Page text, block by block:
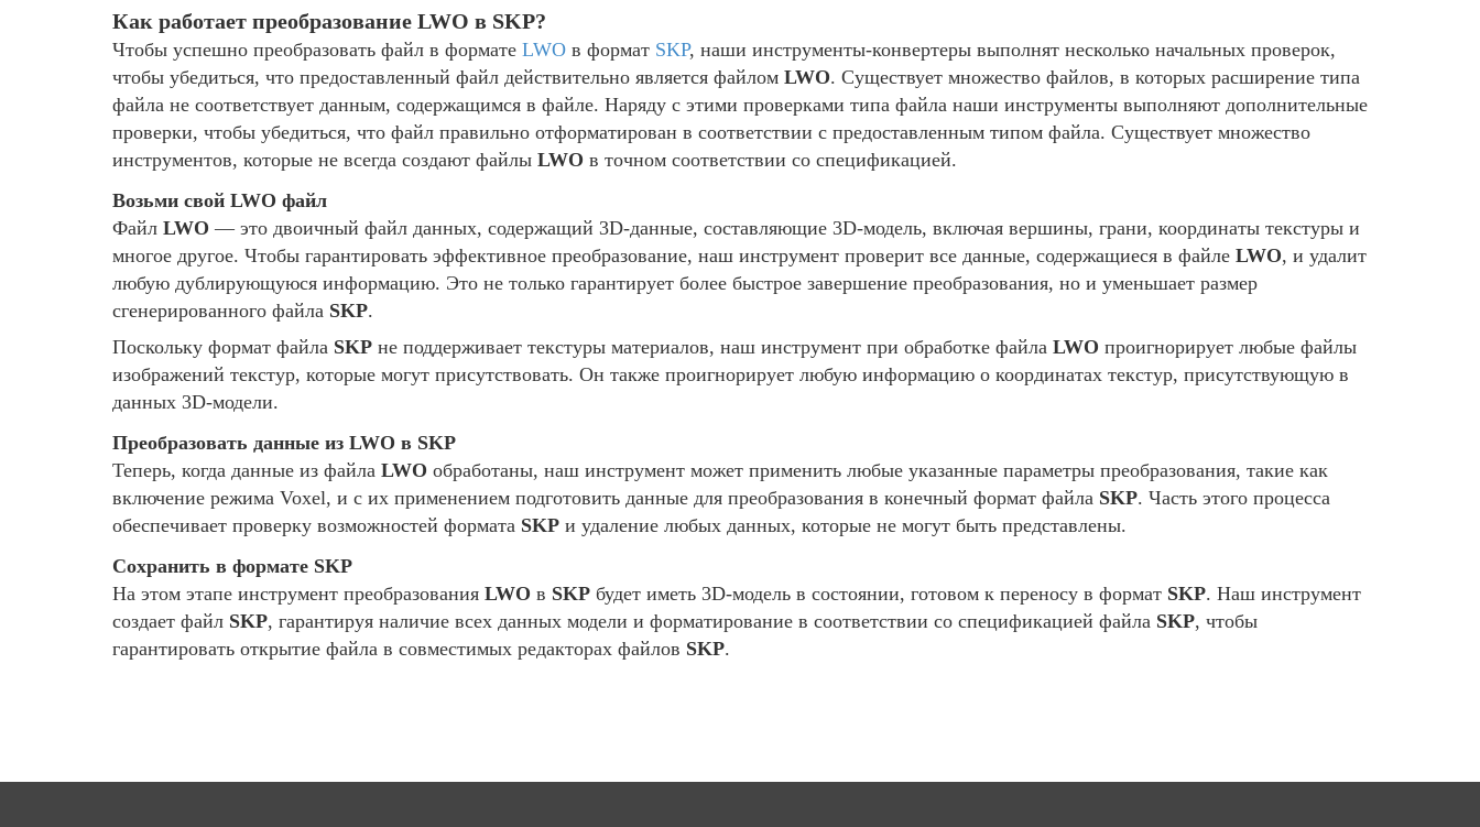
Как работает преобразование LWO в SKP?
Чтобы успешно преобразовать файл в формате LWO в формат SKP, наши инструменты-конвертеры выполнят несколько начальных проверок,
чтобы убедиться, что предоставленный файл действительно является файлом LWO. Существует множество файлов, в которых расширение типа
файла не соответствует данным, содержащимся в файле. Наряду с этими проверками типа файла наши инструменты выполняют дополнительные
проверки, чтобы убедиться, что файл правильно отформатирован в соответствии с предоставленным типом файла. Существует множество
инструментов, которые не всегда создают файлы LWO в точном соответствии со спецификацией.
Возьми свой LWO файл
Файл LWO — это двоичный файл данных, содержащий 3D-данные, составляющие 3D-модель, включая вершины, грани, координаты текстуры и
многое другое. Чтобы гарантировать эффективное преобразование, наш инструмент проверит все данные, содержащиеся в файле LWO, и удалит
любую дублирующуюся информацию. Это не только гарантирует более быстрое завершение преобразования, но и уменьшает размер
сгенерированного файла SKP.
Поскольку формат файла SKP не поддерживает текстуры материалов, наш инструмент при обработке файла LWO проигнорирует любые файлы
изображений текстур, которые могут присутствовать. Он также проигнорирует любую информацию о координатах текстур, присутствующую в
данных 3D-модели.
Преобразовать данные из LWO в SKP
Теперь, когда данные из файла LWO обработаны, наш инструмент может применить любые указанные параметры преобразования, такие как
включение режима Voxel, и с их применением подготовить данные для преобразования в конечный формат файла SKP. Часть этого процесса
обеспечивает проверку возможностей формата SKP и удаление любых данных, которые не могут быть представлены.
Сохранить в формате SKP
На этом этапе инструмент преобразования LWO в SKP будет иметь 3D-модель в состоянии, готовом к переносу в формат SKP. Наш инструмент
создает файл SKP, гарантируя наличие всех данных модели и форматирование в соответствии со спецификацией файла SKP, чтобы
гарантировать открытие файла в совместимых редакторах файлов SKP.